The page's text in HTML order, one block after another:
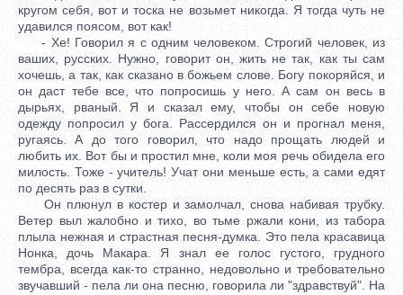
кругом себя, вот и тоска не возьмет никогда. Я тогда чуть не
удавился поясом, вот как!
- Хе! Говорил я с одним человеком. Строгий человек, из
ваших, русских. Нужно, говорит он, жить не так, как ты сам
хочешь, а так, как сказано в божьем слове. Богу покоряйся, и
он даст тебе все, что попросишь у него. А сам он весь в
дырьях, рваный. Я и сказал ему, чтобы он себе новую
одежду попросил у бога. Рассердился он и прогнал меня,
ругаясь. А до того говорил, что надо прощать людей и
любить их. Вот бы и простил мне, коли моя речь обидела его
милость. Тоже - учитель! Учат они меньше есть, а сами едят
по десять раз в сутки.
Он плюнул в костер и замолчал, снова набивая трубку.
Ветер выл жалобно и тихо, во тьме ржали кони, из табора
плыла нежная и страстная песня-думка. Это пела красавица
Нонка, дочь Макара. Я знал ее голос густого, грудного
тембра, всегда как-то странно, недовольно и требовательно
звучавший - пела ли она песню, говорила ли "здравствуй". На